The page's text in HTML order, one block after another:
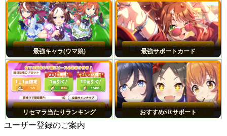
最強キャラ(ウマ娘) 最強サポートカード
リセマラ当たりランキング おすすめSRサポート
ユーザー登録のご案内